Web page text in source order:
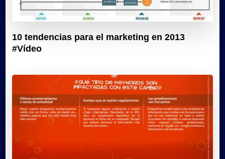
10 tendencias para el marketing en 2013
#Vídeo